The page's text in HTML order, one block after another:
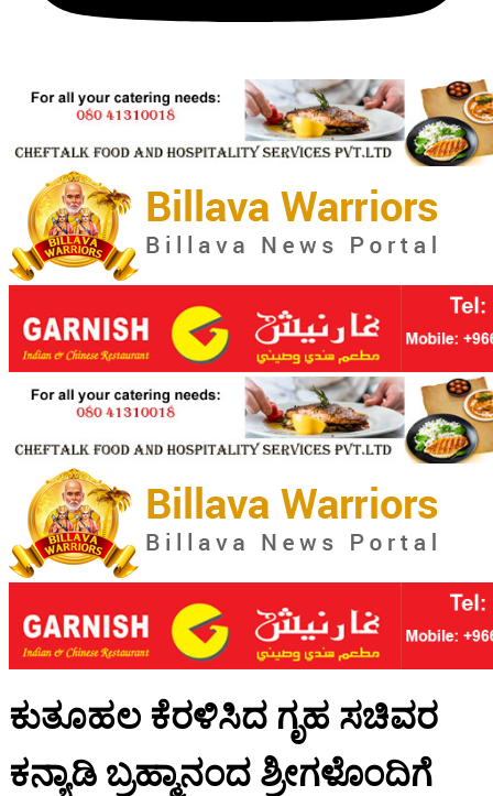
ಕುತೂಹಲ ಕೆರಳಿಸಿದ ಗೃಹ ಸಚಿವರ
ಕನ್ಯಾಡಿ ಬ್ರಹ್ಮಾನಂದ ಶ್ರೀಗಳೊಂದಿಗೆ